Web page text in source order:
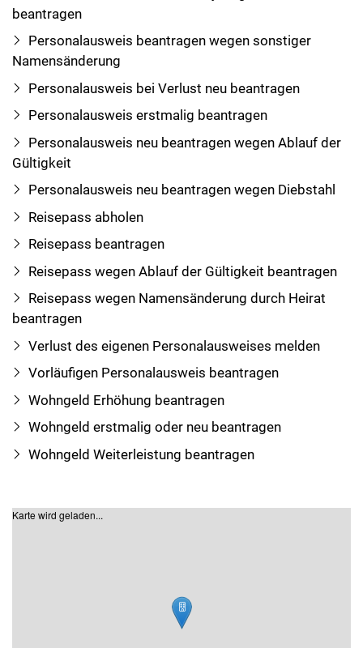
beantragen
Personalausweis beantragen wegen sonstiger
Namensänderung
Personalausweis bei Verlust neu beantragen
Personalausweis erstmalig beantragen
Personalausweis neu beantragen wegen Ablauf der
Gültigkeit
Personalausweis neu beantragen wegen Diebstahl
Reisepass abholen
Reisepass beantragen
Reisepass wegen Ablauf der Gültigkeit beantragen
Reisepass wegen Namensänderung durch Heirat
beantragen
Verlust des eigenen Personalausweises melden
Vorläufigen Personalausweis beantragen
Wohngeld Erhöhung beantragen
Wohngeld erstmalig oder neu beantragen
Wohngeld Weiterleistung beantragen
Karte wird geladen...